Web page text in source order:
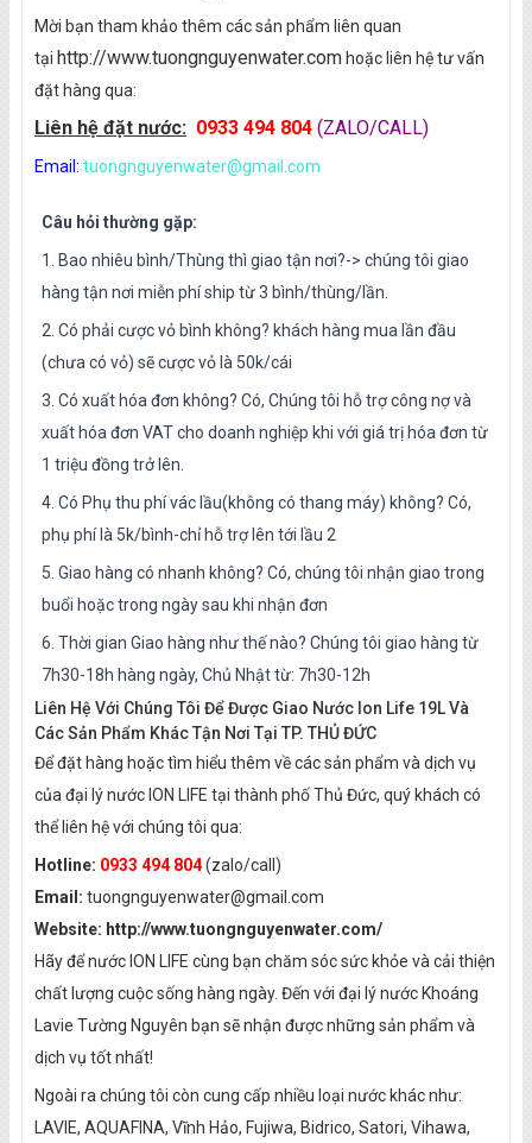
Mời bạn tham khảo thêm các sản phẩm liên quan
tại http://www.tuongnguyenwater.com hoặc liên hệ tư vấn
đặt hàng qua:
Liên hệ đặt nước: 0933 494 804 (ZALO/CALL)
Email: tuongnguyenwater@gmail.com
Câu hỏi thường gặp:
1. Bao nhiêu bình/Thùng thì giao tận nơi?-> chúng tôi giao
hàng tận nơi miễn phí ship từ 3 bình/thùng/lần.
2. Có phải cược vỏ bình không? khách hàng mua lần đầu
(chưa có vỏ) sẽ cược vỏ là 50k/cái
3. Có xuất hóa đơn không? Có, Chúng tôi hỗ trợ công nợ và
xuất hóa đơn VAT cho doanh nghiệp khi với giá trị hóa đơn từ
1 triệu đồng trở lên.
4. Có Phụ thu phí vác lầu(không có thang máy) không? Có,
phụ phí là 5k/bình-chỉ hỗ trợ lên tới lầu 2
5. Giao hàng có nhanh không? Có, chúng tôi nhận giao trong
buổi hoặc trong ngày sau khi nhận đơn
6. Thời gian Giao hàng như thế nào? Chúng tôi giao hàng từ
7h30-18h hàng ngày, Chủ Nhật từ: 7h30-12h
Liên Hệ Với Chúng Tôi Để Được Giao Nước Ion Life 19L Và
Các Sản Phẩm Khác Tận Nơi Tại TP. THỦ ĐỨC
Để đặt hàng hoặc tìm hiểu thêm về các sản phẩm và dịch vụ
của đại lý nước ION LIFE tại thành phố Thủ Đức, quý khách có
thể liên hệ với chúng tôi qua:
Hotline: 0933 494 804(zalo/call)
Email: tuongnguyenwater@gmail.com
Website: http://www.tuongnguyenwater.com/
Hãy để nước ION LIFE cùng bạn chăm sóc sức khỏe và cải thiện
chất lượng cuộc sống hàng ngày. Đến với đại lý nước Khoáng
Lavie Tường Nguyên bạn sẽ nhận được những sản phẩm và
dịch vụ tốt nhất!
Ngoài ra chúng tôi còn cung cấp nhiều loại nước khác như:
LAVIE, AQUAFINA, Vĩnh Hảo, Fujiwa, Bidrico, Satori, Vihawa,